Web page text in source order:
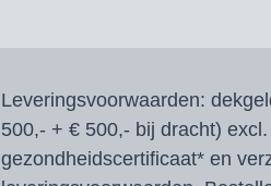
Leveringsvoorwaarden:
500,- + € 500,- bij dracht)
gezondheidscertificaat* en